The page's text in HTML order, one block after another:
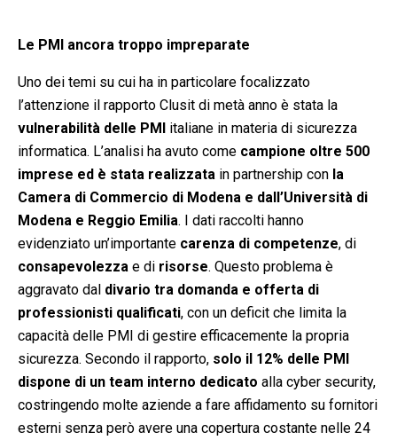
Le PMI ancora troppo impreparate
Uno dei temi su cui ha in particolare focalizzato
l’attenzione il rapporto Clusit di metà anno è stata la
vulnerabilità delle PMI italiane in materia di sicurezza
informatica. L’analisi ha avuto come campione oltre 500
imprese ed è stata realizzata in partnership con la
Camera di Commercio di Modena e dall’Università di
Modena e Reggio Emilia. I dati raccolti hanno
evidenziato un’importante carenza di competenze, di
consapevolezza e di risorse. Questo problema è
aggravato dal divario tra domanda e offerta di
professionisti qualificati, con un deficit che limita la
capacità delle PMI di gestire efficacemente la propria
sicurezza. Secondo il rapporto, solo il 12% delle PMI
dispone di un team interno dedicato alla cyber security,
costringendo molte aziende a fare affidamento su fornitori
esterni senza però avere una copertura costante nelle 24